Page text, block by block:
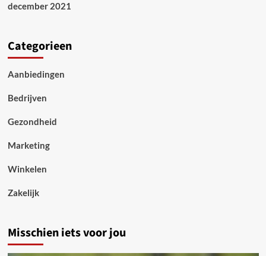
december 2021
Categorieen
Aanbiedingen
Bedrijven
Gezondheid
Marketing
Winkelen
Zakelijk
Misschien iets voor jou